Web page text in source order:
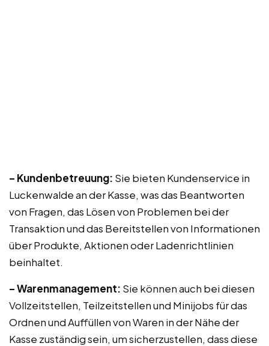
– Kundenbetreuung: Sie bieten Kundenservice in
Luckenwalde an der Kasse, was das Beantworten
von Fragen, das Lösen von Problemen bei der
Transaktion und das Bereitstellen von Informationen
über Produkte, Aktionen oder Ladenrichtlinien
beinhaltet.
– Warenmanagement: Sie können auch bei diesen
Vollzeitstellen, Teilzeitstellen und Minijobs für das
Ordnen und Auffüllen von Waren in der Nähe der
Kasse zuständig sein, um sicherzustellen, dass diese